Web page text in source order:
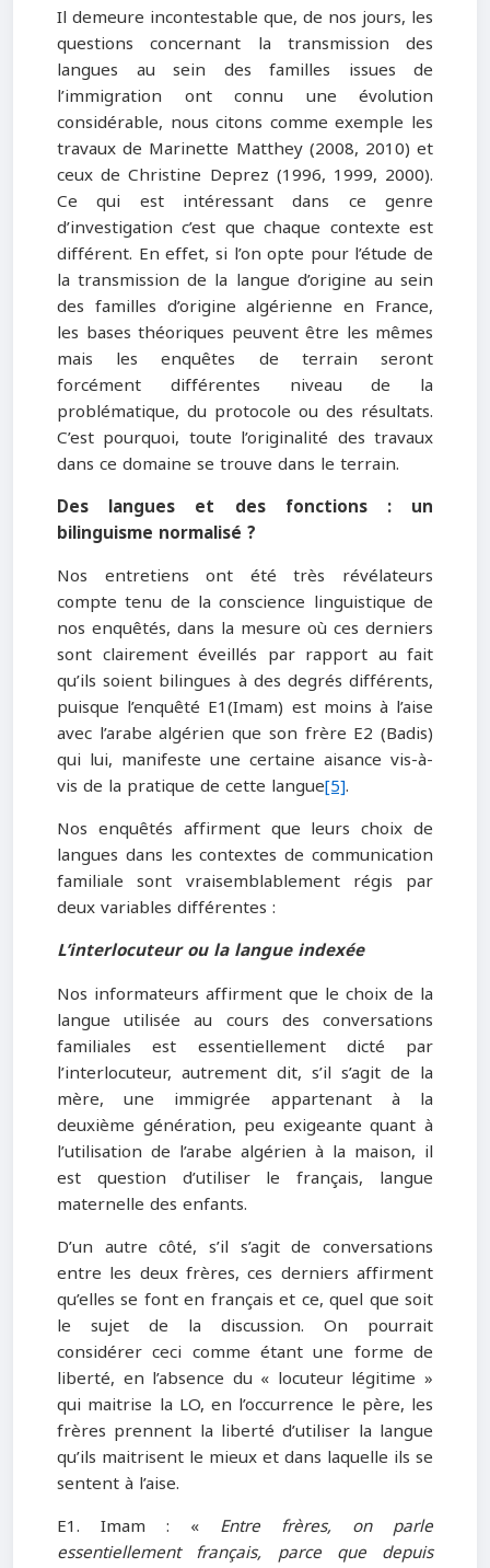
Il demeure incontestable que, de nos jours, les
questions concernant la transmission des
langues au sein des familles issues de
l’immigration ont connu une évolution
considérable, nous citons comme exemple les
travaux de Marinette Matthey (2008, 2010) et
ceux de Christine Deprez (1996, 1999, 2000).
Ce qui est intéressant dans ce genre
d’investigation c’est que chaque contexte est
différent. En effet, si l’on opte pour l’étude de
la transmission de la langue d’origine au sein
des familles d’origine algérienne en France,
les bases théoriques peuvent être les mêmes
mais les enquêtes de terrain seront
forcément différentes niveau de la
problématique, du protocole ou des résultats.
C’est pourquoi, toute l’originalité des travaux
dans ce domaine se trouve dans le terrain.
Des langues et des fonctions : un
bilinguisme normalisé ?
Nos entretiens ont été très révélateurs
compte tenu de la conscience linguistique de
nos enquêtés, dans la mesure où ces derniers
sont clairement éveillés par rapport au fait
qu’ils soient bilingues à des degrés différents,
puisque l’enquêté E1(Imam) est moins à l’aise
avec l’arabe algérien que son frère E2 (Badis)
qui lui, manifeste une certaine aisance vis-à-
vis de la pratique de cette langue[5].
Nos enquêtés affirment que leurs choix de
langues dans les contextes de communication
familiale sont vraisemblablement régis par
deux variables différentes :
L’interlocuteur ou la langue indexée
Nos informateurs affirment que le choix de la
langue utilisée au cours des conversations
familiales est essentiellement dicté par
l’interlocuteur, autrement dit, s’il s’agit de la
mère, une immigrée appartenant à la
deuxième génération, peu exigeante quant à
l’utilisation de l’arabe algérien à la maison, il
est question d’utiliser le français, langue
maternelle des enfants.
D’un autre côté, s’il s’agit de conversations
entre les deux frères, ces derniers affirment
qu’elles se font en français et ce, quel que soit
le sujet de la discussion. On pourrait
considérer ceci comme étant une forme de
liberté, en l’absence du « locuteur légitime »
qui maitrise la LO, en l’occurrence le père, les
frères prennent la liberté d’utiliser la langue
qu’ils maitrisent le mieux et dans laquelle ils se
sentent à l’aise.
E1. Imam : « Entre frères, on parle
essentiellement français, parce que depuis